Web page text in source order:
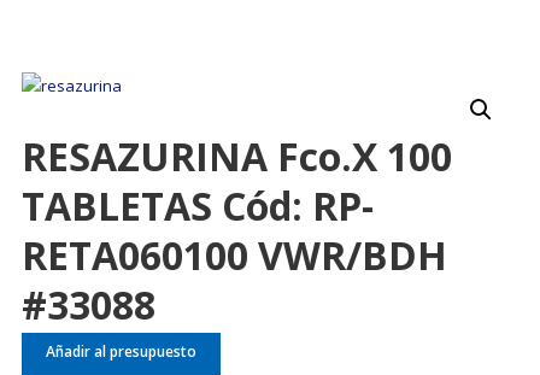
RESAZURINA Fco.x 100
TABLETAS Cód: RP-
RETA060100 VWR/BDH
#33088
Añadir al presupuesto